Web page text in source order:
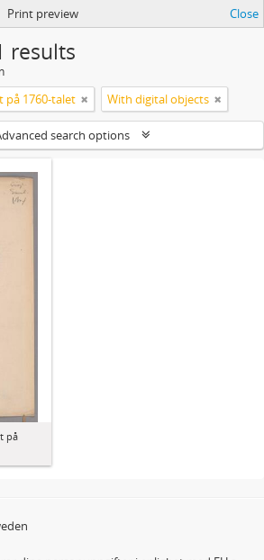
Print preview Close
results
på 1760-talet With digital objects
search options
på